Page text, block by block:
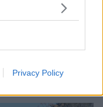
Privacy Policy
το Ζάρκο.
υπάρχει
να
τους, έξω ή